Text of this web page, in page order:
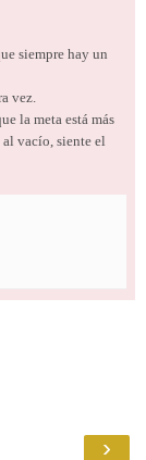
siempre hay un
vez.
la meta está más
al vacío, siente el
›